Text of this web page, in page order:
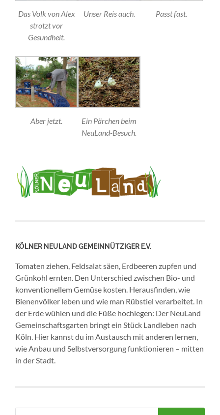
Das Volk von Alex
strotzt vor
Gesundheit.
Unser Reis auch. Passt fast.
Aber jetzt.
Ein Pärchen beim
NeuLand-Besuch.
KÖLNER NEULAND GEMEINNÜTZIGER E.V.
Tomaten ziehen, Feldsalat säen, Erdbeeren zupfen und
Grünkohl ernten. Den Unterschied zwischen Bio- und
konventionellem Gemüse kosten. Herausfinden, wie
Bienenvölker leben und wie man Rübstiel verarbeitet. In
der Erde wühlen und die Füße hochlegen: Der NeuLand
Gemeinschaftsgarten bringt ein Stück Landleben nach
Köln. Hier kannst du im Austausch mit anderen lernen,
wie Anbau und Selbstversorgung funktionieren – mitten
in der Stadt.